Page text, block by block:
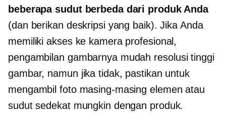
beberapa sudut berbeda dari produk Anda
(dan berikan deskripsi yang baik). Jika Anda
memiliki akses ke kamera profesional,
pengambilan gambarnya mudah resolusi tinggi
gambar, namun jika tidak, pastikan untuk
mengambil foto masing-masing elemen atau
sudut sedekat mungkin dengan produk.